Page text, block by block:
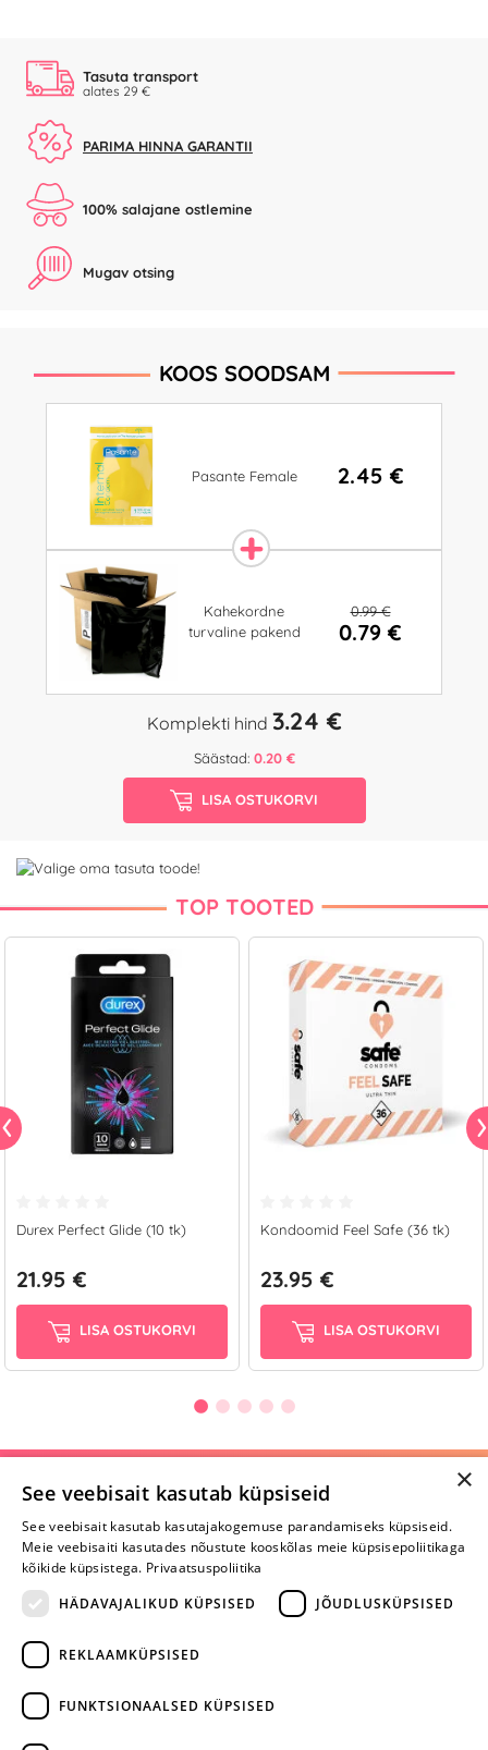
Tasuta transport
alates 29 €
PARIMA HINNA GARANTII
100% salajane ostlemine
Mugav otsing
KOOS SOODSAM
Pasante Female 2.45 €
Kahekordne
turvaline pakend
0.99 €
0.79 €
Komplekti hind 3.24 €
Säästad: 0.20 €
LISA OSTUKORVI
TOP TOOTED
Durex Perfect Glide (10 tk)
21.95 €
LISA OSTUKORVI
Kondoomid Feel Safe (36 tk)
23.95 €
LISA OSTUKORVI
Selle toote saab tellida ka helistades:
+372 668 3282
E-R
Kirjuta arvustus ja SAA KINGITUS!
×
See veebisait kasutab küpsiseid
See veebisait kasutab kasutajakogemuse parandamiseks küpsiseid.
Meie veebisaiti kasutades nõustute kooskõlas meie küpsisepoliitikaga
kõikide küpsistega. Privaatsuspoliitika
HÄDAVAJALIKUD KÜPSISED
JÕUDLUSKÜPSISED
REKLAAMKÜPSISED
FUNKTSIONAALSED KÜPSISED